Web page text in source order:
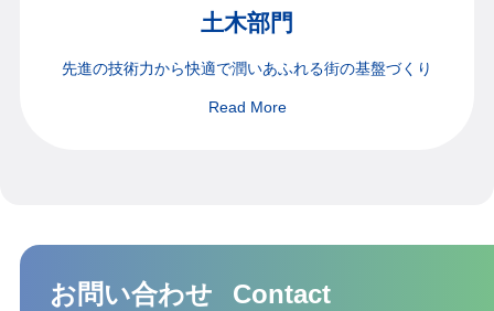
土木部門
先進の技術力から快適で潤いあふれる街の基盤づくり
Read More
お問い合わせ Contact